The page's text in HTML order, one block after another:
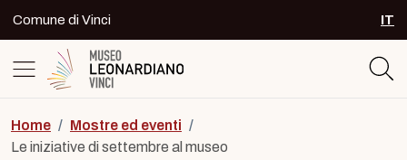
Comune di Vinci IT
Home / Mostre ed eventi /
Le iniziative di settembre al museo